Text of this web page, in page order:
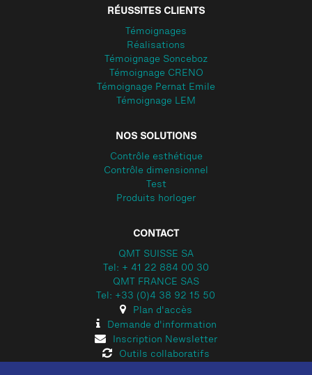
RÉUSSITES CLIENTS
Témoignages
Réalisations
Témoignage Sonceboz
Témoignage CRENO
Témoignage Pernat Emile
Témoignage LEM
NOS SOLUTIONS
Contrôle esthétique
Contrôle dimensionnel
Test
Produits horloger
CONTACT
QMT SUISSE SA
Tel: + 41 22 884 00 30
QMT FRANCE SAS
Tel: +33 (0)4 38 92 15 50
Plan d'accès
Demande d'information
Inscription Newsletter
Outils collaboratifs